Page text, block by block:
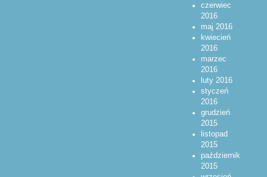
czerwiec
2016
maj 2016
kwiecień
2016
marzec
2016
luty 2016
styczeń
2016
grudzień
2015
listopad
2015
październik
2015